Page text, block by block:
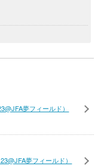
夢フィールド）
夢フィールド）